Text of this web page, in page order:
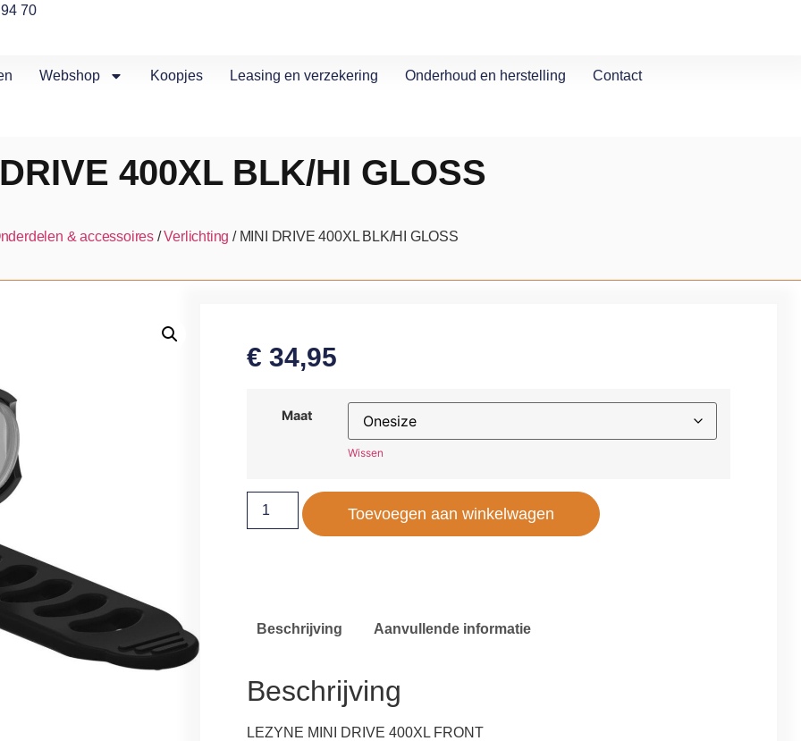
70
Webshop Koopjes Leasing en verzekering Onderhoud en herstelling Contact
400XL BLK/HI GLOSS
& accessoires/Verlichting / MINI DRIVE 400XL BLK/HI GLOSS
€ 34,95
Maat
Wissen
Toevoegen aan winkelwagen
Beschrijving Aanvullende informatie
Beschrijving
LEZYNE MINI DRIVE 400XL FRONT